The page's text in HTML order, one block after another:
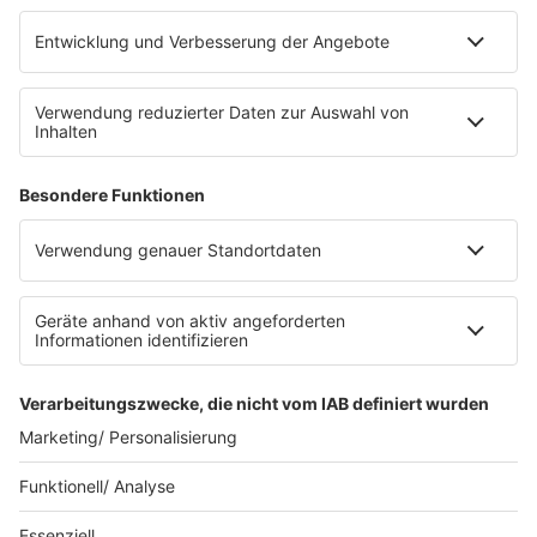
E-Bikes über eine Photovoltaikanlage auf dem …
Impressum
Datenschutzerklärung
Datenschutzeinstellungen
Radioplayer